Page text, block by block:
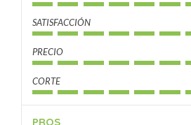
SATISFACCIÓN
PRECIO
CORTE
PROS